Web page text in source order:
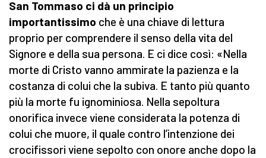
San Tommaso ci dà un principio
importantissimo che è una chiave di lettura
proprio per comprendere il senso della vita del
Signore e della sua persona. E ci dice così: «Nella
morte di Cristo vanno ammirate la pazienza e la
costanza di colui che la subiva. E tanto più quanto
più la morte fu ignominiosa. Nella sepoltura
onorifica invece viene considerata la potenza di
colui che muore, il quale contro l’intenzione dei
crocifissori viene sepolto con onore anche dopo la